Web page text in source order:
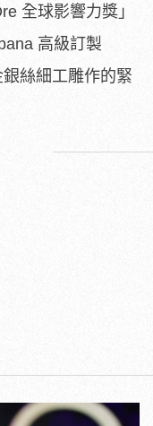
全球影響力獎」
高級訂製
銀絲細工雕作的緊